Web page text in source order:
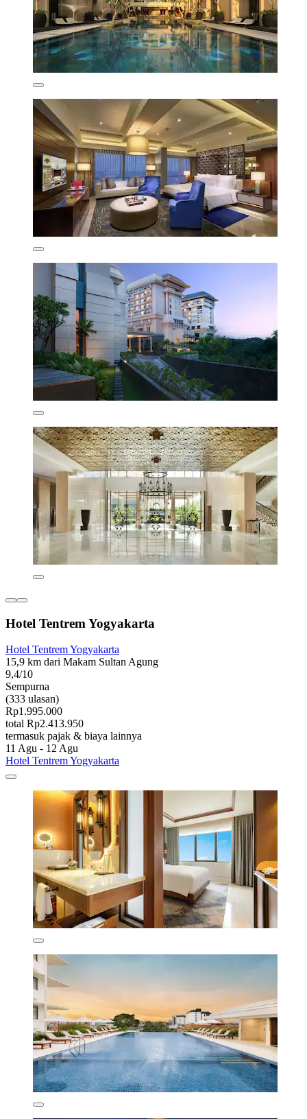
Hotel Tentrem Yogyakarta
Hotel Tentrem Yogyakarta
15,9 km dari Makam Sultan Agung
9,4/10
Sempurna
(333 ulasan)
Rp1.995.000
total Rp2.413.950
termasuk pajak & biaya lainnya
11 Agu - 12 Agu
Hotel Tentrem Yogyakarta